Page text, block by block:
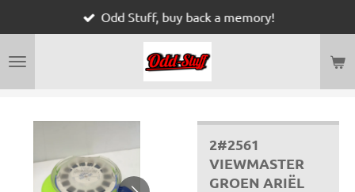
naar
Odd Stuff, buy back a memory!
2#2561
VIEWMASTER
GROEN ARIËL